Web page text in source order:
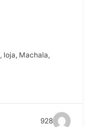
, loja, Machala,
928